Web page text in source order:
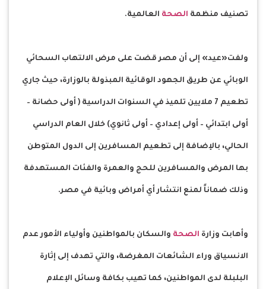
تصنيف منظمة الصحة العالمية.
ولفت«عيد» إلى أن مصر قضت على مرض الالتهاب السحائي
الوبائي عن طريق الجهود الوقائية المبذولة بالوزارة، حيث جاري
تطعيم 7 ملايين تلميذ في السنوات الدراسية ( أولى حضانة –
أولى ابتدائي – أولى إعدادي – أولى ثانوي) خلال العام الدراسي
الحالي، بالإضافة إلى تطعيم المسافرين إلى الدول المتوطن
بها المرض والمسافرين للحج والعمرة والفئات المستهدفة
وذلك ضماناً لمنع انتشار أي أمراض وبائية في مصر.
وأهابت وزارة الصحة والسكان بالمواطنين وأولياء الأمور عدم
الانسياق وراء الشائعات المغرضة، والتي تهدف إلى إثارة
البلبلة لدى المواطنين، كما تهيب بكافة وسائل الإعلام